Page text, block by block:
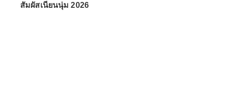
สัมผัสเนียนนุ่ม 2026